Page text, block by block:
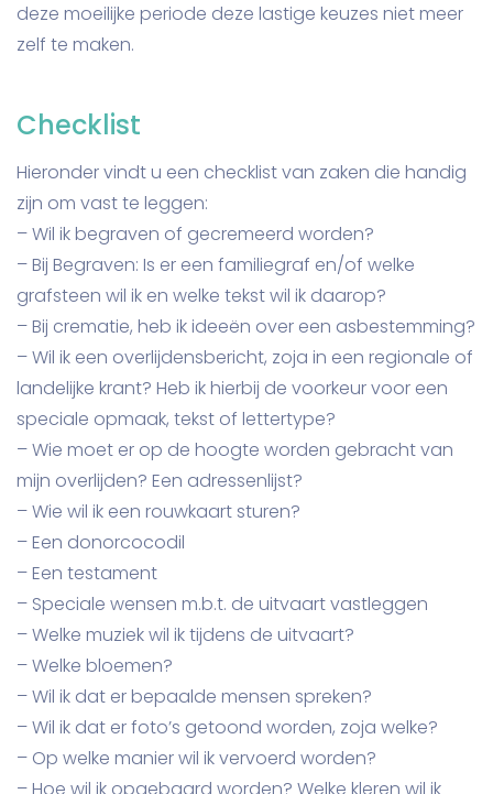
deze moeilijke periode deze lastige keuzes niet meer
zelf te maken.
Checklist
Hieronder vindt u een checklist van zaken die handig
zijn om vast te leggen:
– Wil ik begraven of gecremeerd worden?
– Bij Begraven: Is er een familiegraf en/of welke
grafsteen wil ik en welke tekst wil ik daarop?
– Bij crematie, heb ik ideeën over een asbestemming?
– Wil ik een overlijdensbericht, zoja in een regionale of
landelijke krant? Heb ik hierbij de voorkeur voor een
speciale opmaak, tekst of lettertype?
– Wie moet er op de hoogte worden gebracht van
mijn overlijden? Een adressenlijst?
– Wie wil ik een rouwkaart sturen?
– Een donorcocodil
– Een testament
– Speciale wensen m.b.t. de uitvaart vastleggen
– Welke muziek wil ik tijdens de uitvaart?
– Welke bloemen?
– Wil ik dat er bepaalde mensen spreken?
– Wil ik dat er foto’s getoond worden, zoja welke?
– Op welke manier wil ik vervoerd worden?